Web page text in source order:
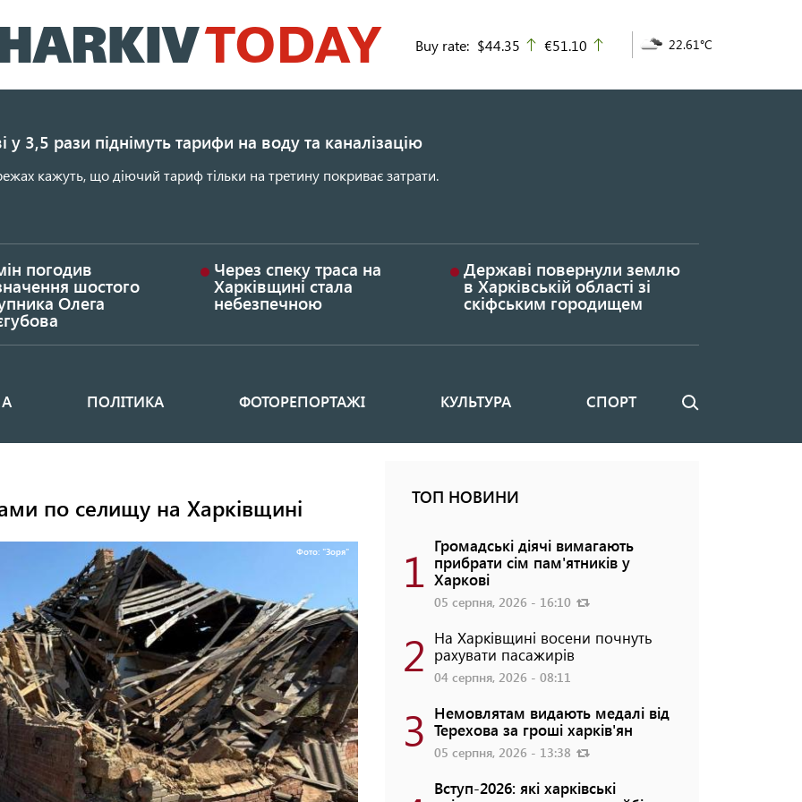
до
основного
Buy rate: $44.35 up
€51.10 22.61°C
у 3,5 рази піднімуть тарифи на воду та каналізацію
кажуть, що діючий тариф тільки на третину покриває затрати.
погодив
шостого
Олега
Через спеку траса на
Харківщині стала
небезпечною
Державі повернули землю
в Харківській області зі
скіфським городищем
ПОЛІТИКА ФОТОРЕПОРТАЖІ КУЛЬТУРА СПОРТ Пошук
по селищу на Харківщині
Фото: "Зоря"
ТОП НОВИНИ
1 Громадські діячі вимагають
прибрати сім пам'ятників у
Харкові
05 серпня, 2026 - 16:10
2 На Харківщині восени почнуть
рахувати пасажирів
04 серпня, 2026 - 08:11
3 Немовлятам видають медалі від
Терехова за гроші харків'ян
05 серпня, 2026 - 13:38
Вступ-2026: які харківські